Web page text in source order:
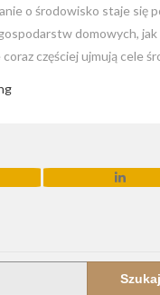
o środowisko staje się
domowych, jak
częściej ujmują cele